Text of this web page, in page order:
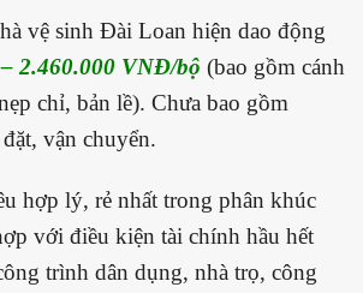
vệ sinh Đài Loan hiện dao động
2.460.000 VNĐ/bộ (bao gồm cánh
chỉ, bản lề). Chưa bao gồm
vận chuyển.
hợp lý, rẻ nhất trong phân khúc
với điều kiện tài chính hầu hết
trình dân dụng, nhà trọ, công